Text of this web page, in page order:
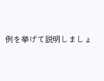
例を挙げて説明しましょ